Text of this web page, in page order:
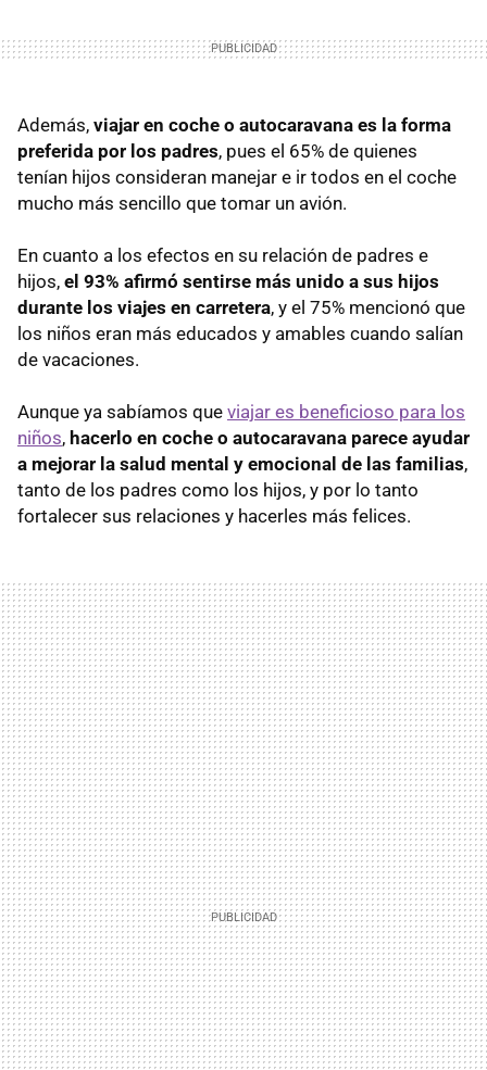
Además, viajar en coche o autocaravana es la forma
preferida por los padres, pues el 65% de quienes
tenían hijos consideran manejar e ir todos en el coche
mucho más sencillo que tomar un avión.
En cuanto a los efectos en su relación de padres e
hijos, el 93% afirmó sentirse más unido a sus hijos
durante los viajes en carretera, y el 75% mencionó que
los niños eran más educados y amables cuando salían
de vacaciones.
Aunque ya sabíamos que viajar es beneficioso para los
niños, hacerlo en coche o autocaravana parece ayudar
a mejorar la salud mental y emocional de las familias,
tanto de los padres como los hijos, y por lo tanto
fortalecer sus relaciones y hacerles más felices.